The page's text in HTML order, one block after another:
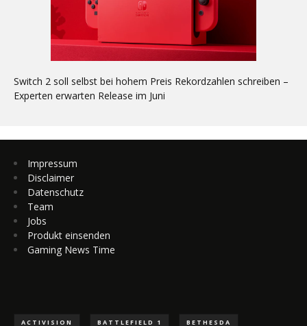
Switch 2 soll selbst bei hohem Preis Rekordzahlen schreiben –
Experten erwarten Release im Juni
Impressum
Disclaimer
Datenschutz
Team
Jobs
Produkt einsenden
Gaming News Time
ACTIVISION BATTLEFIELD 1 BETHESDA